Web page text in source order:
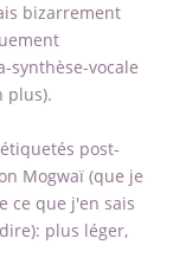
bizarrement
vocale
plus).
post-
Mogwaï (que je
ce que j'en sais
plus léger,